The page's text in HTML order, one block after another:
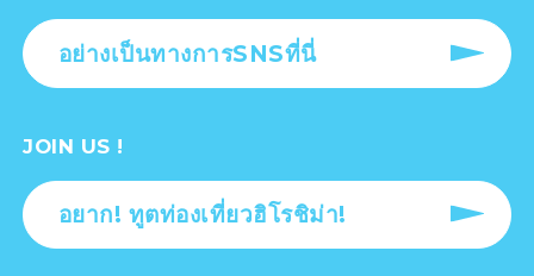
อย่างเป็นทางการSNSที่นี่
JOIN US !
อยาก! ทูตท่องเที่ยวฮิโรชิม่า!